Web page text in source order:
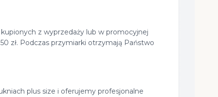
z wyprzedaży lub w promocyjnej
zł. Podczas przymiarki otrzymają Państwo
plus size i oferujemy profesjonalne